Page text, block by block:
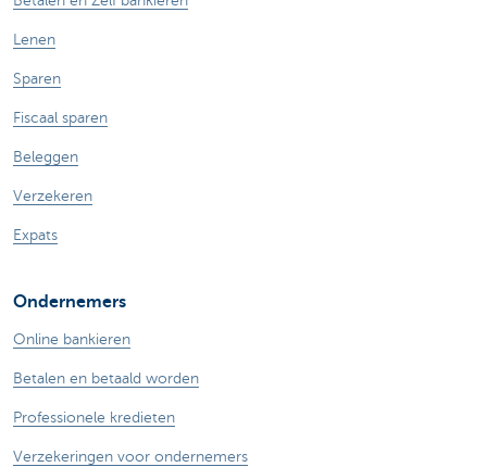
Lenen
Sparen
Fiscaal sparen
Beleggen
Verzekeren
Expats
Ondernemers
Online bankieren
Betalen en betaald worden
Professionele kredieten
Verzekeringen voor ondernemers